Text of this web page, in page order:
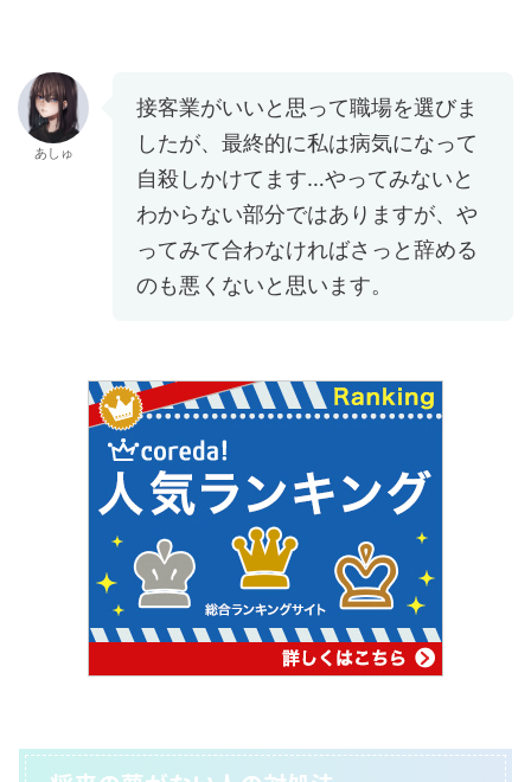
あしゅ
接客業がいいと思って職場を選びま
したが、最終的に私は病気になって
自殺しかけてます…やってみないと
わからない部分ではありますが、や
ってみて合わなければさっと辞める
のも悪くないと思います。